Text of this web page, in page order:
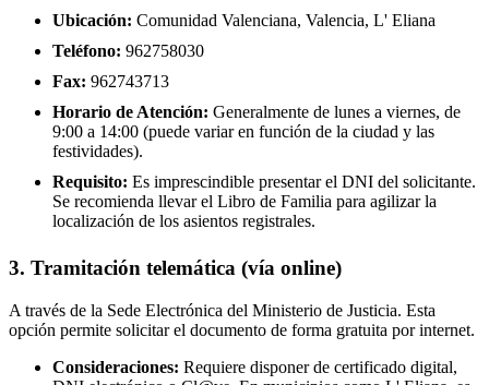
Ubicación: Comunidad Valenciana, Valencia, L' Eliana
Teléfono: 962758030
Fax: 962743713
Horario de Atención: Generalmente de lunes a viernes, de
9:00 a 14:00 (puede variar en función de la ciudad y las
festividades).
Requisito: Es imprescindible presentar el DNI del solicitante.
Se recomienda llevar el Libro de Familia para agilizar la
localización de los asientos registrales.
3. Tramitación telemática (vía online)
A través de la Sede Electrónica del Ministerio de Justicia. Esta
opción permite solicitar el documento de forma gratuita por internet.
Consideraciones: Requiere disponer de certificado digital,